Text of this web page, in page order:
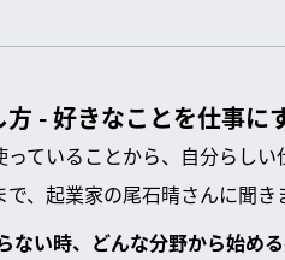
方 - 好きなことを仕事に
ていることから、自分らし
、起業家の尾石晴さんに聞き
ない時、どんな分野から始め